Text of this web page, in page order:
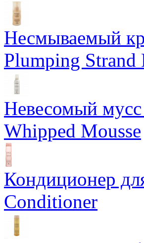
Несмываемый
Plumping Strand
Невесомый
Whipped Mousse
Кондиционер
Conditioner